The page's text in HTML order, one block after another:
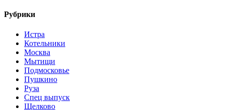
Рубрики
Истра
Котельники
Москва
Мытищи
Подмосковье
Пушкино
Руза
Спец выпуск
Щелково